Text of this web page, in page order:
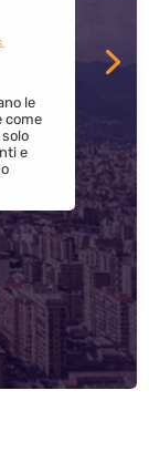
,
le
come
e